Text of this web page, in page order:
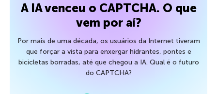
A IA venceu o CAPTCHA. O que
vem por aí?
Por mais de uma década, os usuários da Internet tiveram
que forçar a vista para enxergar hidrantes, pontes e
bicicletas borradas, até que chegou a IA. Qual é o futuro
do CAPTCHA?